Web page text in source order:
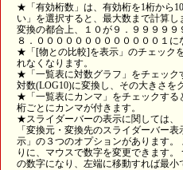
★「有効桁数」は、有効桁を1桁から
い」を選択すると、最大数まで計算し
変換の都合上、１０が９．９９９９
８．０００００００００００００１に
★「[物との比較]を表示」のチェック
れなくなります。
★「一覧表に対数グラフ」をチェック
対数(LOG10)に変換し、その大きさを
★「一覧表にカンマ」をチェックする
桁ごとにカンマが付きます。
★スライダーバーの表示に関しては、
「変換元・変換先のスライダーバー
示」の３つのオプションがあります
りに、マウスで数字を変更できます
の数字になり、左端に移動すれば最小